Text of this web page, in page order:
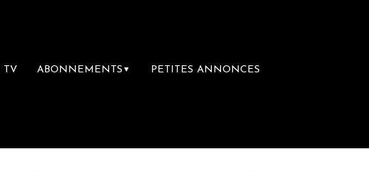
TV ABONNEMENTS ▼ PETITES ANNONCES